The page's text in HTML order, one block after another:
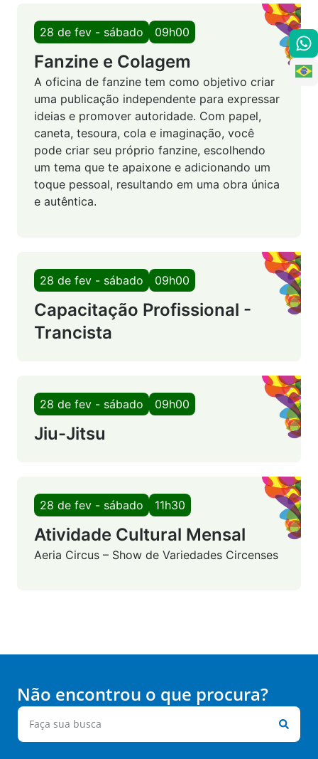
28 de fev - sábado 09h00
Fanzine e Colagem
A oficina de fanzine tem como objetivo criar
uma publicação independente para expressar
ideias e promover autoridade. Com papel,
caneta, tesoura, cola e imaginação, você
pode criar seu próprio fanzine, escolhendo
um tema que te apaixone e adicionando um
toque pessoal, resultando em uma obra única
e autêntica.
28 de fev - sábado 09h00
Capacitação Profissional -
Trancista
28 de fev - sábado 09h00
Jiu-Jitsu
28 de fev - sábado 11h30
Atividade Cultural Mensal
Aeria Circus – Show de Variedades Circenses
Não encontrou o que procura?